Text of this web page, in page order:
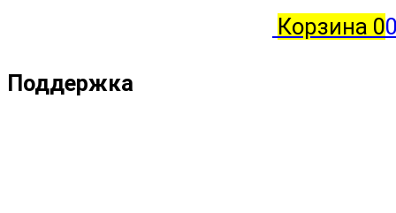
Корзина 0
Поддержка